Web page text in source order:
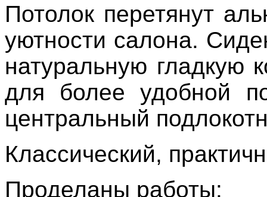
Потолок перетянут
уютности салона.
натуральную гладкую
для более удобной
центральный
Классический,
Проделаны работы: